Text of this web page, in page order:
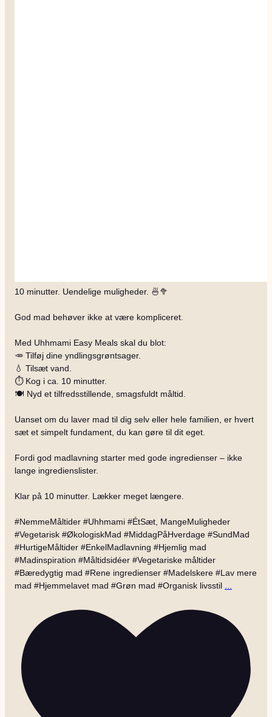
10 minutter. Uendelige muligheder. 🍜🥦
God mad behøver ikke at være kompliceret.
Med Uhhmami Easy Meals skal du blot:
🥕 Tilføj dine yndlingsgrøntsager.
💧 Tilsæt vand.
⏱️ Kog i ca. 10 minutter.
🍽️ Nyd et tilfredsstillende, smagsfuldt måltid.
Uanset om du laver mad til dig selv eller hele familien, er hvert
sæt et simpelt fundament, du kan gøre til dit eget.
Fordi god madlavning starter med gode ingredienser – ikke
lange ingredienslister.
Klar på 10 minutter. Lækker meget længere.
#NemmeMåltider #Uhhmami #ÉtSæt, MangeMuligheder
#Vegetarisk #ØkologiskMad #MiddagPåHverdage #SundMad
#HurtigeMåltider #EnkelMadlavning #Hjemlig mad
#Madinspiration #Måltidsidéer #Vegetariske måltider
#Bæredygtig mad #Rene ingredienser #Madelskere #Lav mere
mad #Hjemmelavet mad #Grøn mad #Organisk livsstil